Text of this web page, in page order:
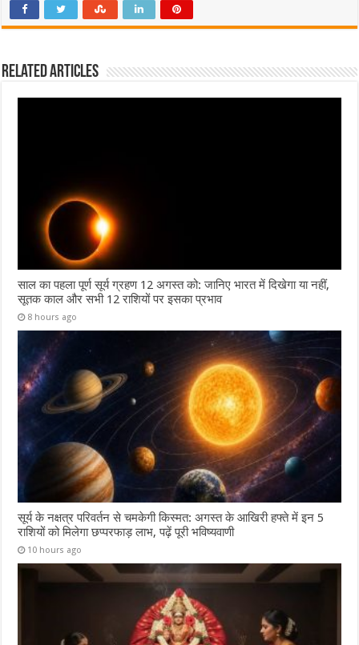
Related Articles
साल का पहला पूर्ण सूर्य ग्रहण 12 अगस्त को: जानिए भारत में दिखेगा या नहीं,
सूतक काल और सभी 12 राशियों पर इसका प्रभाव
8 hours ago
सूर्य के नक्षत्र परिवर्तन से चमकेगी किस्मत: अगस्त के आखिरी हफ्ते में इन 5
राशियों को मिलेगा छप्परफाड़ लाभ, पढ़ें पूरी भविष्यवाणी
10 hours ago